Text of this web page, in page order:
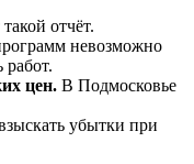
отчёт.
невозможно
работ.
цен. В Подмосковье
убытки при